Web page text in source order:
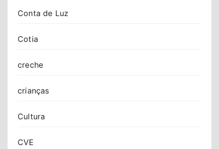
Conta de Luz
Cotia
creche
crianças
Cultura
CVE